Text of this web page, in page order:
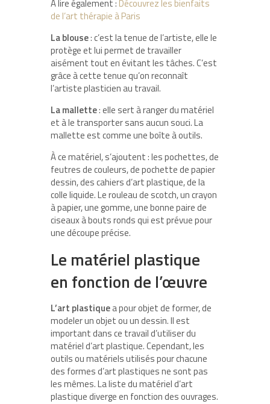
A lire également : Découvrez les bienfaits
de l’art thérapie à Paris
La blouse: c’est la tenue de l’artiste, elle le
protège et lui permet de travailler
aisément tout en évitant les tâches. C’est
grâce à cette tenue qu’on reconnaît
l’artiste plasticien au travail.
La mallette: elle sert à ranger du matériel
et à le transporter sans aucun souci. La
mallette est comme une boîte à outils.
À ce matériel, s’ajoutent : les pochettes, de
feutres de couleurs, de pochette de papier
dessin, des cahiers d’art plastique, de la
colle liquide. Le rouleau de scotch, un crayon
à papier, une gomme, une bonne paire de
ciseaux à bouts ronds qui est prévue pour
une découpe précise.
Le matériel plastique
en fonction de l’œuvre
L’art plastiquea pour objet de former, de
modeler un objet ou un dessin. Il est
important dans ce travail d’utiliser du
matériel d’art plastique. Cependant, les
outils ou matériels utilisés pour chacune
des formes d’art plastiques ne sont pas
les mêmes. La liste du matériel d’art
plastique diverge en fonction des ouvrages.